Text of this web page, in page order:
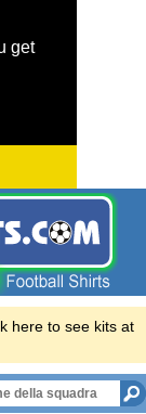
get
here to see kits at